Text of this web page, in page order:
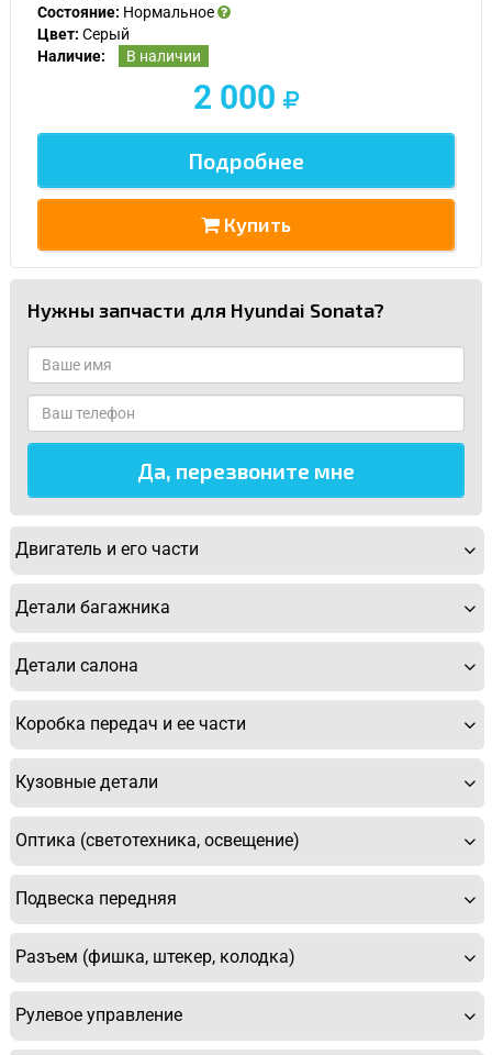
Состояние: Нормальное
Цвет: Серый
Наличие:
В наличии
2 000
Подробнее
Купить
Нужны запчасти для Hyundai Sonata?
Двигатель и его части
Детали багажника
Детали салона
Коробка передач и ее части
Кузовные детали
Оптика (светотехника, освещение)
Подвеска передняя
Разъем (фишка, штекер, колодка)
Рулевое управление